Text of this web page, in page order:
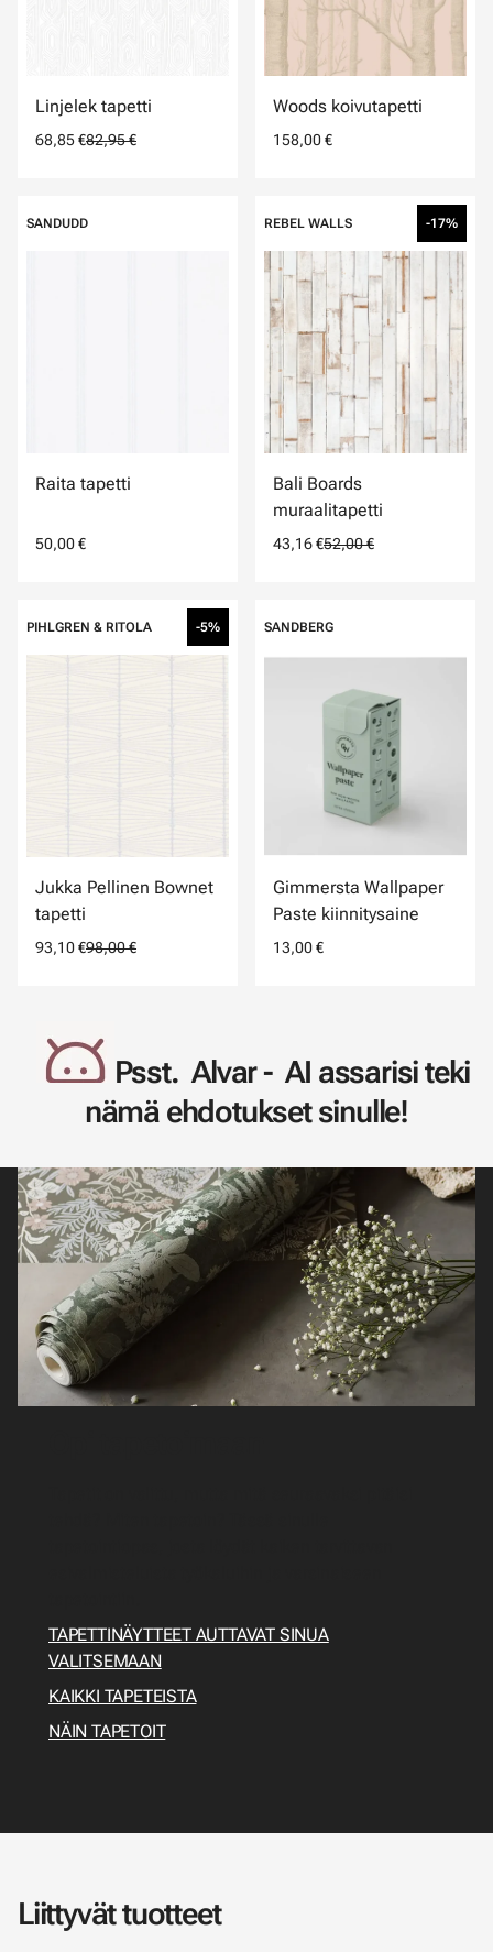
Linjelek tapetti
68,85 €82,95 €
Woods koivutapetti
158,00 €
SANDUDD
Raita tapetti
50,00 €
REBEL WALLS -17%
Bali Boards
muraalitapetti
43,16 €52,00 €
PIHLGREN & RITOLA -5%
Jukka Pellinen Bownet
tapetti
93,10 €98,00 €
SANDBERG
Gimmersta Wallpaper
Paste kiinnitysaine
13,00 €
Psst. Alvar - AI assarisi teki
nämä ehdotukset sinulle!
TAPETTINÄYTTEET AUTTAVAT SINUA
VALITSEMAAN
KAIKKI TAPETEISTA
NÄIN TAPETOIT
Liittyvät tuotteet